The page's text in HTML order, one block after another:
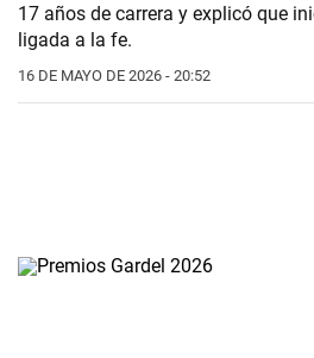
17 años de carrera y explicó que
ligada a la fe.
16 DE MAYO DE 2026 - 20:52